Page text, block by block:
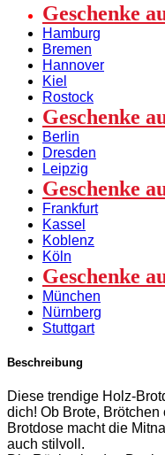
Geschenke
Hamburg
Bremen
Hannover
Kiel
Rostock
Geschenke
Berlin
Dresden
Leipzig
Geschenke
Frankfurt
Kassel
Koblenz
Köln
Geschenke
München
Nürnberg
Stuttgart
Beschreibung
Diese trendige Holz-
dich! Ob Brote,
Brotdose macht die
auch stilvoll.